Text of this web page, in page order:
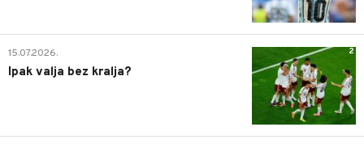
2
15.07.2026.
Ipak valja bez kralja?